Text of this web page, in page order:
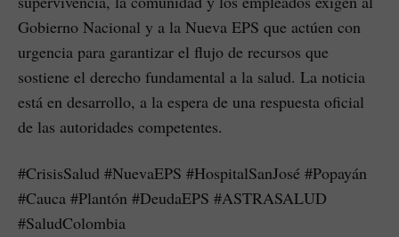
Gobierno Nacional y a la Nueva EPS que actúen con
urgencia para garantizar el flujo de recursos que
sostiene el derecho fundamental a la salud. La noticia
está en desarrollo, a la espera de una respuesta oficial
de las autoridades competentes.
#CrisisSalud #NuevaEPS #HospitalSanJosé #Popayán
#Cauca #Plantón #DeudaEPS #ASTRASALUD
#SaludColombia